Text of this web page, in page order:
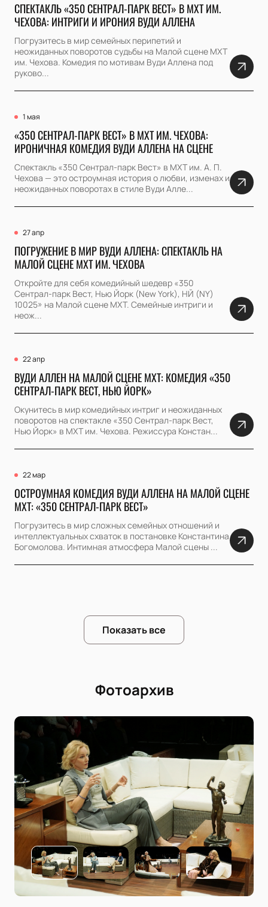
СПЕКТАКЛЬ «350 СЕНТРАЛ-ПАРК ВЕСТ» В МХТ ИМ.
ЧЕХОВА: ИНТРИГИ И ИРОНИЯ ВУДИ АЛЛЕНА
Погрузитесь в мир семейных перипетий и
неожиданных поворотов судьбы на Малой сцене МХТ
им. Чехова. Комедия по мотивам Вуди Аллена под
руково...
1 мая
«350 СЕНТРАЛ-ПАРК ВЕСТ» В МХТ ИМ. ЧЕХОВА:
ИРОНИЧНАЯ КОМЕДИЯ ВУДИ АЛЛЕНА НА СЦЕНЕ
Спектакль «350 Сентрал-парк Вест» в МХТ им. А. П.
Чехова — это остроумная история о любви, изменах и
неожиданных поворотах в стиле Вуди Алле...
27 апр
ПОГРУЖЕНИЕ В МИР ВУДИ АЛЛЕНА: СПЕКТАКЛЬ НА
МАЛОЙ СЦЕНЕ МХТ ИМ. ЧЕХОВА
Откройте для себя комедийный шедевр «350
Сентрал-парк Вест, Нью Йорк (New York), НЙ (NY)
10025» на Малой сцене МХТ. Семейные интриги и
неож...
22 апр
ВУДИ АЛЛЕН НА МАЛОЙ СЦЕНЕ МХТ: КОМЕДИЯ «350
СЕНТРАЛ-ПАРК ВЕСТ, НЬЮ ЙОРК»
Окунитесь в мир комедийных интриг и неожиданных
поворотов на спектакле «350 Сентрал-парк Вест,
Нью Йорк» в МХТ им. Чехова. Режиссура Констан...
22 мар
ОСТРОУМНАЯ КОМЕДИЯ ВУДИ АЛЛЕНА НА МАЛОЙ СЦЕНЕ
МХТ: «350 СЕНТРАЛ-ПАРК ВЕСТ»
Погрузитесь в мир сложных семейных отношений и
интеллектуальных схваток в постановке Константина
Богомолова. Интимная атмосфера Малой сцены ...
Показать все
Фотоархив